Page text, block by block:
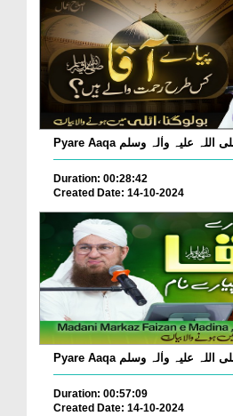
Duration: 00:28:42
Created Date: 14-10-2024
Duration: 00:57:09
Created Date: 14-10-2024